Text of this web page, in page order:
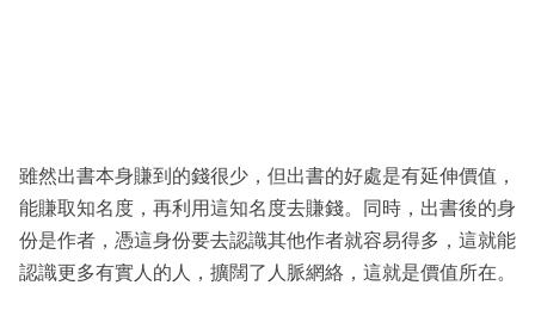
雖然出書本身賺到的錢很少，但出書的好處是有延伸價值，
能賺取知名度，再利用這知名度去賺錢。同時，出書後的身
份是作者，憑這身份要去認識其他作者就容易得多，這就能
認識更多有實人的人，擴闊了人脈網絡，這就是價值所在。